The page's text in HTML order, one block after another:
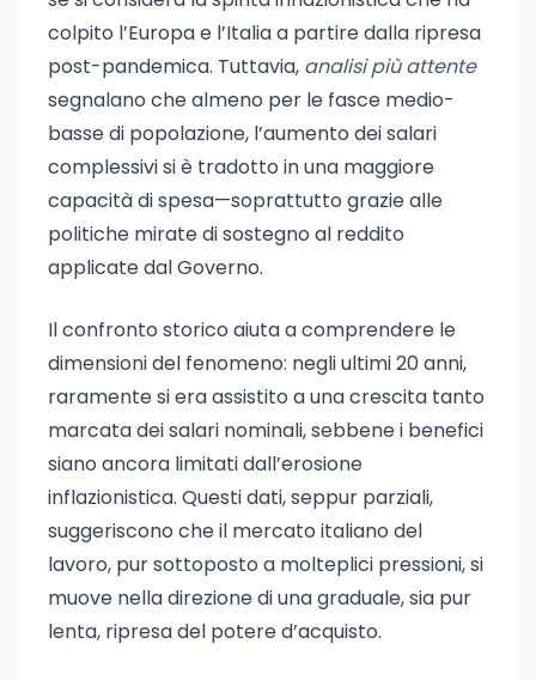
colpito l’Europa e l’Italia a partire dalla ripresa
post-pandemica. Tuttavia, analisi più attente
segnalano che almeno per le fasce medio-
basse di popolazione, l’aumento dei salari
complessivi si è tradotto in una maggiore
capacità di spesa—soprattutto grazie alle
politiche mirate di sostegno al reddito
applicate dal Governo.
Il confronto storico aiuta a comprendere le
dimensioni del fenomeno: negli ultimi 20 anni,
raramente si era assistito a una crescita tanto
marcata dei salari nominali, sebbene i benefici
siano ancora limitati dall’erosione
inflazionistica. Questi dati, seppur parziali,
suggeriscono che il mercato italiano del
lavoro, pur sottoposto a molteplici pressioni, si
muove nella direzione di una graduale, sia pur
lenta, ripresa del potere d’acquisto.